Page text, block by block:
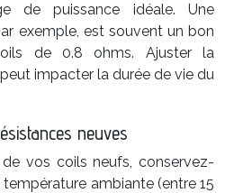
de puissance idéale. Une
exemple, est souvent un bon
de 0.8 ohms. Ajuster la
impacter la durée de vie du
neuves
de vos coils neufs, conservez-
ambiante (entre 15